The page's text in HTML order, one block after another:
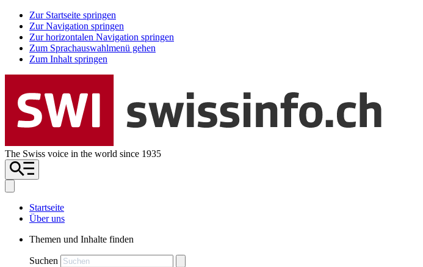
Zur Startseite springen
Zur Navigation springen
Zur horizontalen Navigation springen
Zum Sprachauswahlmenü gehen
Zum Inhalt springen
The Swiss voice in the world since 1935
Startseite
Über uns
Themen und Inhalte finden
Suchen